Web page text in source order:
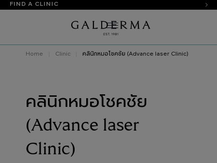
FIND A CLINIC
Home Clinic คลินิกหมอโชคชัย (Advance laser Clinic)
คลินิกหมอโชคชัย
(Advance laser
Clinic)